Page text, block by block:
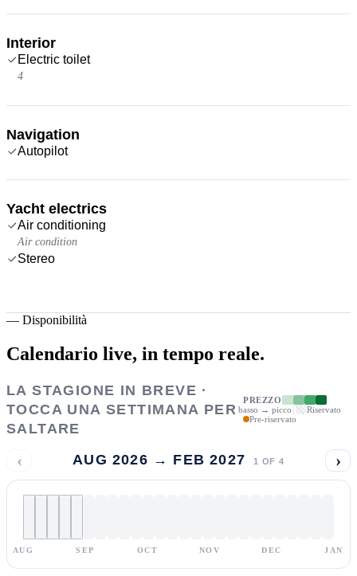
Interior
Electric toilet
4
Navigation
Autopilot
Yacht electrics
Air conditioning
Air condition
Stereo
— Disponibilità
Calendario live, in tempo reale.
LA STAGIONE IN BREVE ·
TOCCA UNA SETTIMANA PER
SALTARE
PREZZO
basso → picco
Riservato
Pre-riservato
‹ AUG 2026 → FEB 2027 1 OF 4 ›
AUG SEP OCT NOV DEC JAN